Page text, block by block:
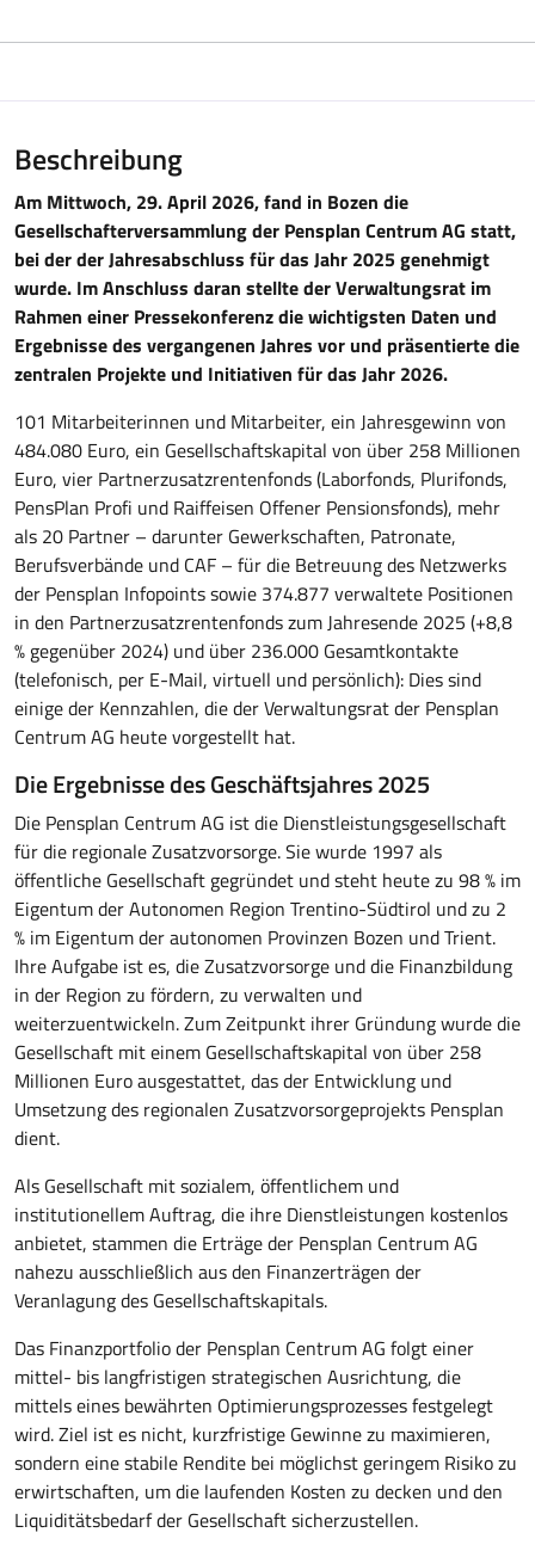
Beschreibung
Am Mittwoch, 29. April 2026, fand in Bozen die
Gesellschafterversammlung der Pensplan Centrum AG statt,
bei der der Jahresabschluss für das Jahr 2025 genehmigt
wurde. Im Anschluss daran stellte der Verwaltungsrat im
Rahmen einer Pressekonferenz die wichtigsten Daten und
Ergebnisse des vergangenen Jahres vor und präsentierte die
zentralen Projekte und Initiativen für das Jahr 2026.
101 Mitarbeiterinnen und Mitarbeiter, ein Jahresgewinn von
484.080 Euro, ein Gesellschaftskapital von über 258 Millionen
Euro, vier Partnerzusatzrentenfonds (Laborfonds, Plurifonds,
PensPlan Profi und Raiffeisen Offener Pensionsfonds), mehr
als 20 Partner – darunter Gewerkschaften, Patronate,
Berufsverbände und CAF – für die Betreuung des Netzwerks
der Pensplan Infopoints sowie 374.877 verwaltete Positionen
in den Partnerzusatzrentenfonds zum Jahresende 2025 (+8,8
% gegenüber 2024) und über 236.000 Gesamtkontakte
(telefonisch, per E-Mail, virtuell und persönlich): Dies sind
einige der Kennzahlen, die der Verwaltungsrat der Pensplan
Centrum AG heute vorgestellt hat.
Die Ergebnisse des Geschäftsjahres 2025
Die Pensplan Centrum AG ist die Dienstleistungsgesellschaft
für die regionale Zusatzvorsorge. Sie wurde 1997 als
öffentliche Gesellschaft gegründet und steht heute zu 98 % im
Eigentum der Autonomen Region Trentino-Südtirol und zu 2
% im Eigentum der autonomen Provinzen Bozen und Trient.
Ihre Aufgabe ist es, die Zusatzvorsorge und die Finanzbildung
in der Region zu fördern, zu verwalten und
weiterzuentwickeln. Zum Zeitpunkt ihrer Gründung wurde die
Gesellschaft mit einem Gesellschaftskapital von über 258
Millionen Euro ausgestattet, das der Entwicklung und
Umsetzung des regionalen Zusatzvorsorgeprojekts Pensplan
dient.
Als Gesellschaft mit sozialem, öffentlichem und
institutionellem Auftrag, die ihre Dienstleistungen kostenlos
anbietet, stammen die Erträge der Pensplan Centrum AG
nahezu ausschließlich aus den Finanzerträgen der
Veranlagung des Gesellschaftskapitals.
Das Finanzportfolio der Pensplan Centrum AG folgt einer
mittel- bis langfristigen strategischen Ausrichtung, die
mittels eines bewährten Optimierungsprozesses festgelegt
wird. Ziel ist es nicht, kurzfristige Gewinne zu maximieren,
sondern eine stabile Rendite bei möglichst geringem Risiko zu
erwirtschaften, um die laufenden Kosten zu decken und den
Liquiditätsbedarf der Gesellschaft sicherzustellen.